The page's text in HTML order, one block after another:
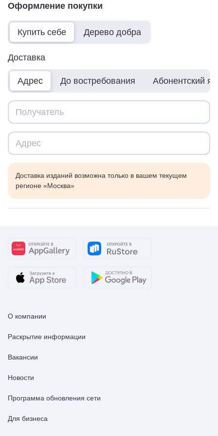
Оформление покупки
Купить себе Дерево добра
Доставка
Адрес До востребования Абонентский
Доставка изданий возможна только в вашем текущем
регионе «Москва»
О компании
Раскрытие информации
Вакансии
Новости
Программа обновления сети
Для бизнеса